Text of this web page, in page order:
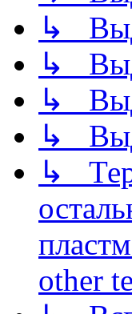
↳
↳
↳
↳
↳
other